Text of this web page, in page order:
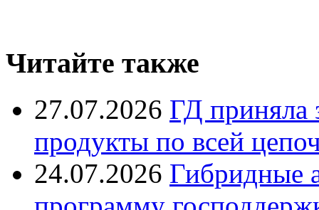
Читайте также
27.07.2026 ГД приняла
продукты по всей
24.07.2026 Гибридные